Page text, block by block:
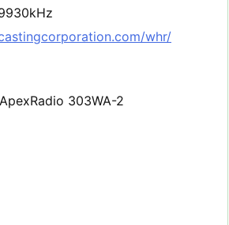
whr/
303WA-2